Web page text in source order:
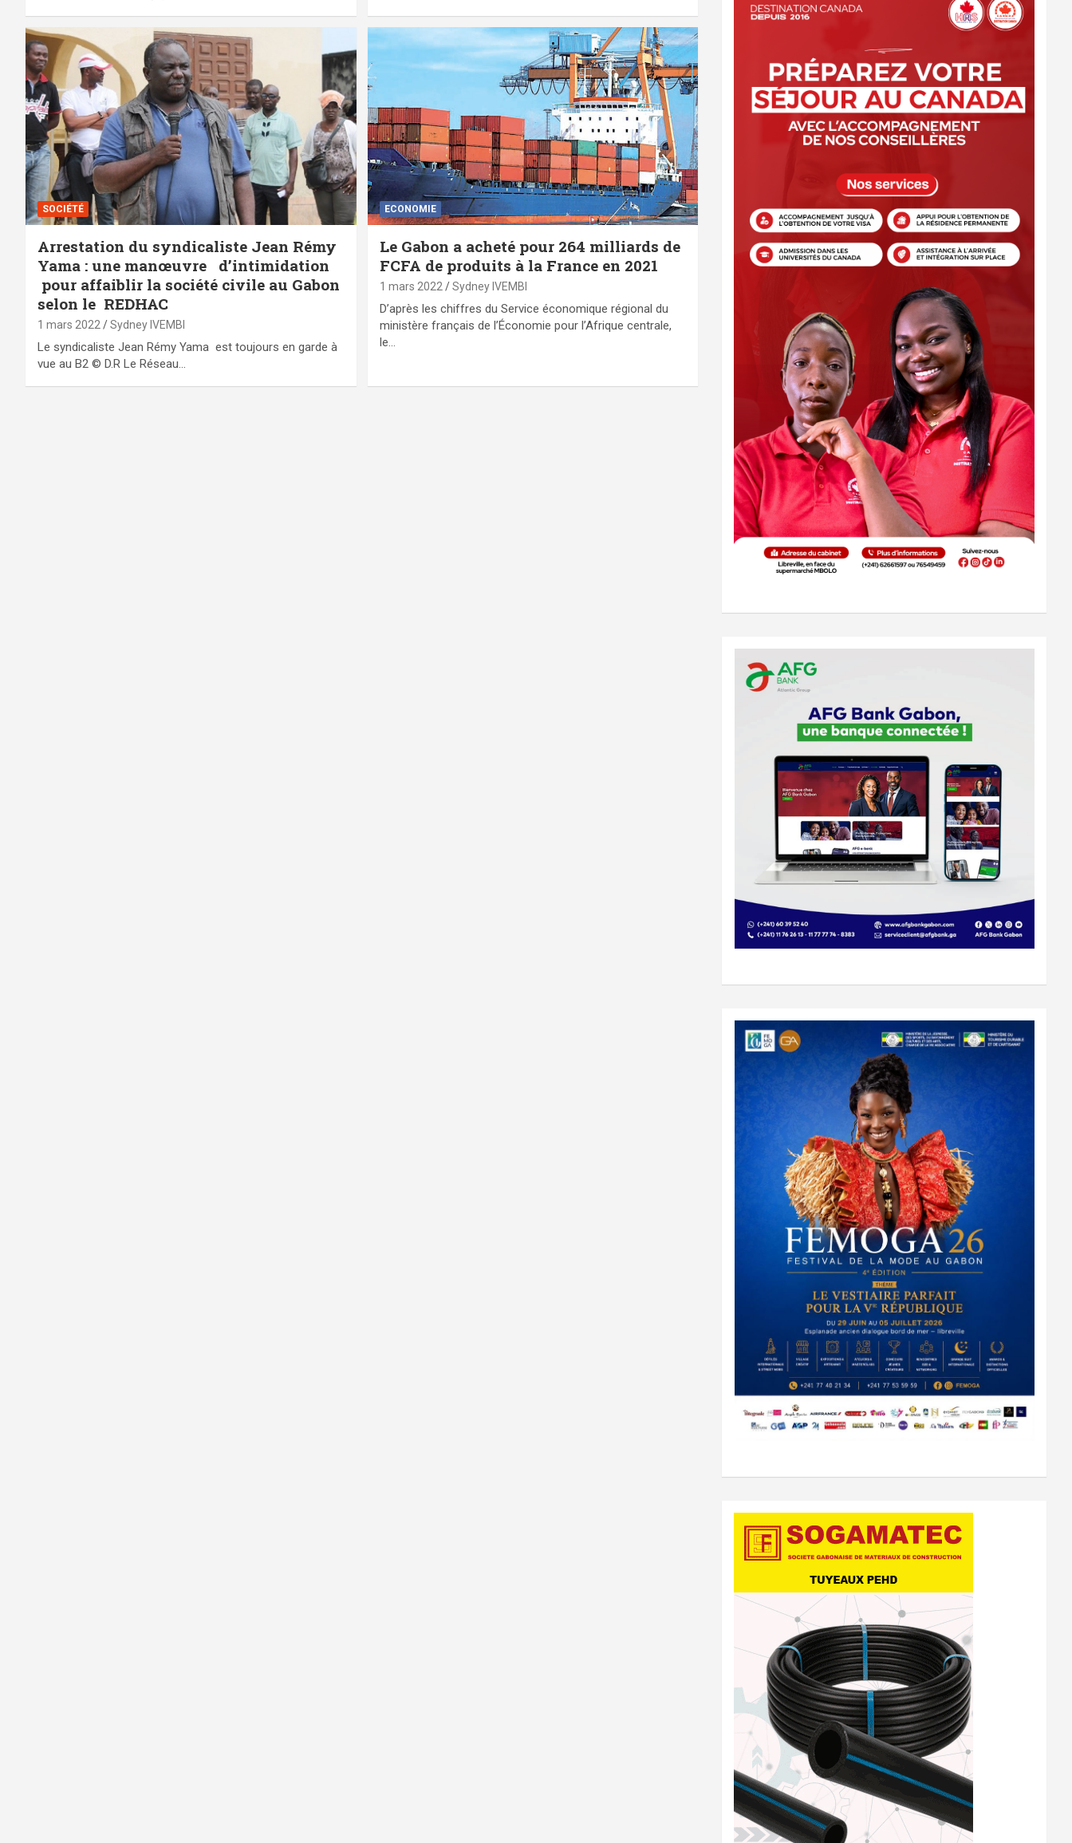
SOCIÉTÉ
Arrestation du syndicaliste Jean Rémy
Yama : une manœuvre d’intimidation
pour affaiblir la société civile au Gabon
selon le REDHAC
1 mars 2022 Sydney IVEMBI
Le syndicaliste Jean Rémy Yama est toujours en garde à
vue au B2 © D.R Le Réseau…
ECONOMIE
Le Gabon a acheté pour 264 milliards de
FCFA de produits à la France en 2021
1 mars 2022 Sydney IVEMBI
D’après les chiffres du Service économique régional du
ministère français de l’Économie pour l’Afrique centrale,
le…